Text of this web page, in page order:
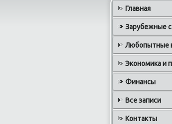
Главная
Зарубежные
Любопытные
Экономика и
Финансы
Все записи
Контакты